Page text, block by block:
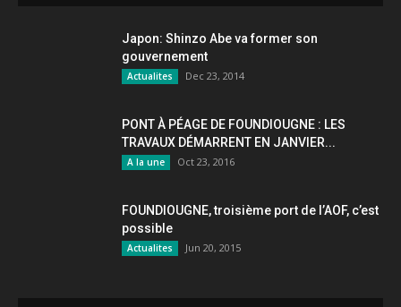
Japon: Shinzo Abe va former son
gouvernement
Actualites Dec 23, 2014
PONT À PÉAGE DE FOUNDIOUGNE : LES
TRAVAUX DÉMARRENT EN JANVIER...
A la une Oct 23, 2016
FOUNDIOUGNE, troisième port de l’AOF, c’est
possible
Actualites Jun 20, 2015